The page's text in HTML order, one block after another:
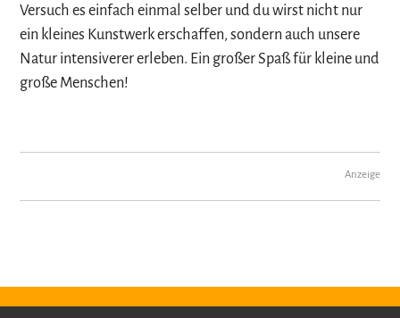
Versuch es einfach einmal selber und du wirst nicht nur
ein kleines Kunstwerk erschaffen, sondern auch unsere
Natur intensiverer erleben. Ein großer Spaß für kleine und
große Menschen!
Anzeige